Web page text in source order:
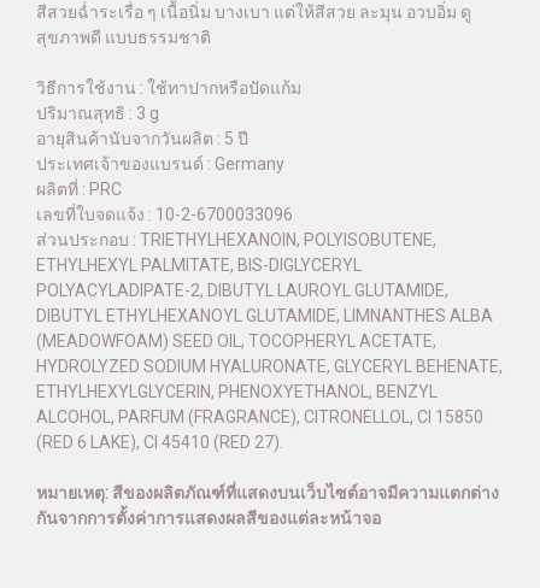
สีสวยฉ่ำระเรื่อ ๆ เนื้อนิ่ม บางเบา แต่ให้สีสวย ละมุน อวบอิ่ม ดู
สุขภาพดี แบบธรรมชาติ
วิธีการใช้งาน : ใช้ทาปากหรือปัดแก้ม
ปริมาณสุทธิ : 3 g
อายุสินค้านับจากวันผลิต : 5 ปี
ประเทศเจ้าของแบรนด์ : Germany
ผลิตที่ : PRC
เลขที่ใบจดแจ้ง : 10-2-6700033096
ส่วนประกอบ : TRIETHYLHEXANOIN, POLYISOBUTENE,
ETHYLHEXYL PALMITATE, BIS-DIGLYCERYL
POLYACYLADIPATE-2, DIBUTYL LAUROYL GLUTAMIDE,
DIBUTYL ETHYLHEXANOYL GLUTAMIDE, LIMNANTHES ALBA
(MEADOWFOAM) SEED OIL, TOCOPHERYL ACETATE,
HYDROLYZED SODIUM HYALURONATE, GLYCERYL BEHENATE,
ETHYLHEXYLGLYCERIN, PHENOXYETHANOL, BENZYL
ALCOHOL, PARFUM (FRAGRANCE), CITRONELLOL, CI 15850
(RED 6 LAKE), CI 45410 (RED 27).
หมายเหตุ: สีของผลิตภัณฑ์ที่แสดงบนเว็บไซต์อาจมีความแตกต่าง
กันจากการตั้งค่าการแสดงผลสีของแต่ละหน้าจอ